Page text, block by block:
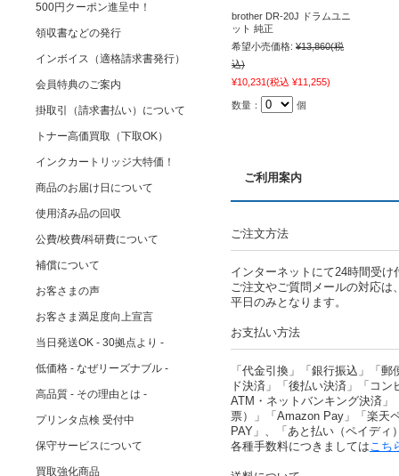
brother DR-20J ドラムユニ
ット 純正
希望小売価格: ¥13,860(税
込)
¥10,231 (税込 ¥11,255)
数量： 個
ご利用案内
ご注文方法
インターネットにて24時間受け
ご注文やご質問メールの対応は
平日のみとなります。
お支払い方法
「代金引換」「銀行振込」「
ド決済」「後払い決済」「コ
ATM・ネットバンキング決済」
票）」「Amazon Pay」「楽天
PAY」、「あと払い（ペイディ
各種手数料につきましてはこち
500円クーポン進呈中！
領収書などの発行
インボイス（適格請求書発行）
会員特典のご案内
掛取引（請求書払い）について
トナー高価買取（下取OK）
インクカートリッジ大特価！
商品のお届け日について
使用済み品の回収
公費/校費/科研費について
補償について
お客さまの声
お客さま満足度向上宣言
当日発送OK - 30拠点より -
低価格 - なぜリーズナブル -
高品質 - その理由とは -
プリンタ点検 受付中
保守サービスについて
買取強化商品